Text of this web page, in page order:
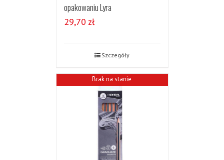
opakowaniu Lyra
29,70 zł
Szczegóły
Brak na stanie